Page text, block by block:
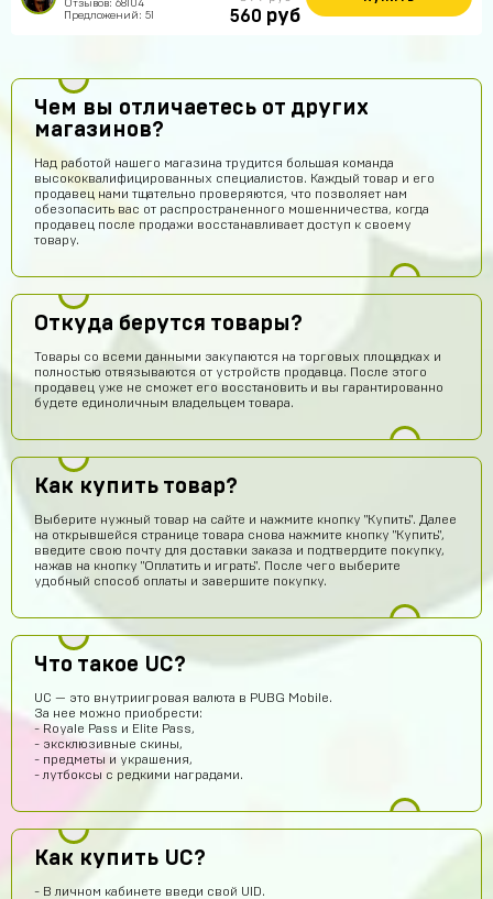
Отзывов: 68104
Предложений: 51
560 руб
Чем вы отличаетесь от других
магазинов?
Над работой нашего магазина трудится большая команда
высококвалифицированных специалистов. Каждый товар и его
продавец нами тщательно проверяются, что позволяет нам
обезопасить вас от распространенного мошенничества, когда
продавец после продажи восстанавливает доступ к своему
товару.
Откуда берутся товары?
Товары со всеми данными закупаются на торговых площадках и
полностью отвязываются от устройств продавца. После этого
продавец уже не сможет его восстановить и вы гарантированно
будете единоличным владельцем товара.
Как купить товар?
Выберите нужный товар на сайте и нажмите кнопку "Купить". Далее
на открывшейся странице товара снова нажмите кнопку "Купить",
введите свою почту для доставки заказа и подтвердите покупку,
нажав на кнопку "Оплатить и играть". После чего выберите
удобный способ оплаты и завершите покупку.
Что такое UC?
UC — это внутриигровая валюта в PUBG Mobile.
За нее можно приобрести:
- Royale Pass и Elite Pass,
- эксклюзивные скины,
- предметы и украшения,
- лутбоксы с редкими наградами.
Как купить UC?
- В личном кабинете введи свой UID.
Denisych Tablovsky